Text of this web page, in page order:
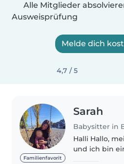
Alle Mitglieder
Ausweisprüfung
Melde dich
4,7 / 5
Familienfavorit
Sarah
Babysitter in
Halli Hallo,
und ich bin